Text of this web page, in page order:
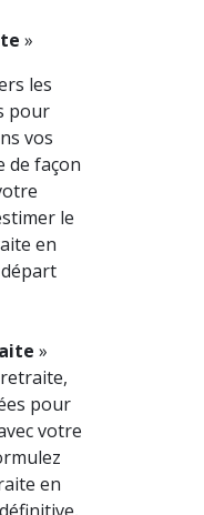
»
les
pour
vos
de façon
le
en
»
pour
votre
en